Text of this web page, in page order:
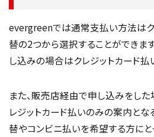
evergreenでは通常支払い方法は
替の2つから選択することができま
し込みの場合はクレジットカード払
また、販売店経由で申し込みをした
レジットカード払いのみの案内と
替やコンビニ払いを希望する方にと